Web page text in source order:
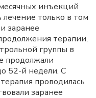
инъекций
только в том
заранее
терапии,
группы в
продолжали
52-й недели. С
проводилась
заранее